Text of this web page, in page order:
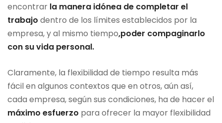
encontrar la manera idónea de completar el
trabajo dentro de los límites establecidos por la
empresa, y al mismo tiempo,poder compaginarlo
con su vida personal.
Claramente, la flexibilidad de tiempo resulta más
fácil en algunos contextos que en otros, aún así,
cada empresa, según sus condiciones, ha de hacer el
máximo esfuerzo para ofrecer la mayor flexibilidad